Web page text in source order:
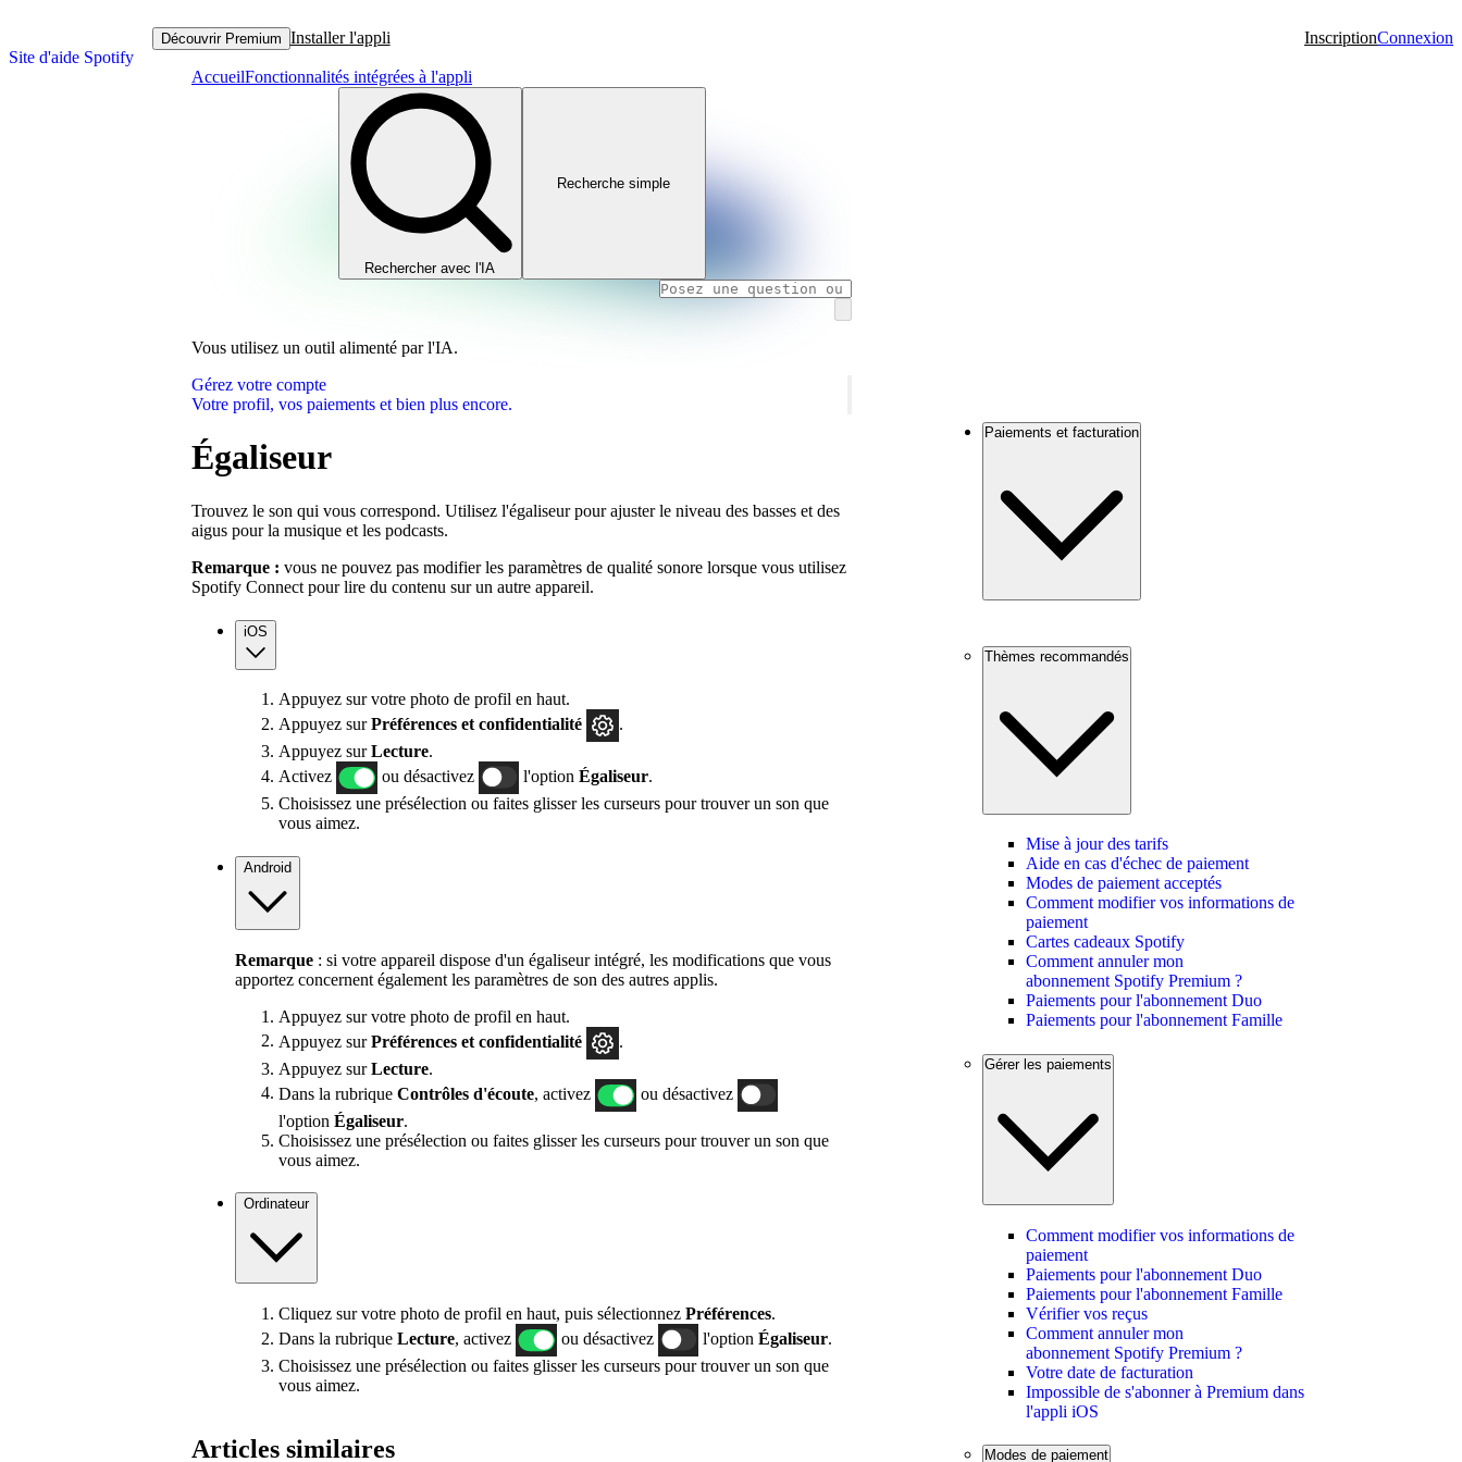
Site d'aide Spotify
Découvrir Premium Installer l'appli InscriptionConnexion
AccueilFonctionnalités intégrées à l'appli
Rechercher avec l'IA
Recherche simple
Vous utilisez un outil alimenté par l'IA.
Gérez votre compte
Votre profil, vos paiements et bien plus encore.
Égaliseur
Trouvez le son qui vous correspond. Utilisez l'égaliseur pour ajuster le niveau des basses et des
aigus pour la musique et les podcasts.
Remarque : vous ne pouvez pas modifier les paramètres de qualité sonore lorsque vous utilisez
Spotify Connect pour lire du contenu sur un autre appareil.
iOS
Appuyez sur votre photo de profil en haut.
Appuyez surPréférences et confidentialité
.
Appuyez surLecture.
Activez
ou désactivez l'option Égaliseur.
Choisissez une présélection ou faites glisser les curseurs pour trouver un son que
vous aimez.
Android
Remarque : si votre appareil dispose d'un égaliseur intégré, les modifications que vous
apportez concernent également les paramètres de son des autres applis.
Appuyez sur votre photo de profil en haut.
Appuyez surPréférences et confidentialité
.
Appuyez surLecture.
Dans la rubrique Contrôles d'écoute, activez
ou désactivez
l'option Égaliseur.
Choisissez une présélection ou faites glisser les curseurs pour trouver un son que
vous aimez.
Ordinateur
Cliquez sur votre photo de profil en haut, puis sélectionnez Préférences.
Dans la rubrique Lecture, activez ou désactivez l'option Égaliseur.
Choisissez une présélection ou faites glisser les curseurs pour trouver un son que
vous aimez.
Articles similaires
Paiements et facturation
Thèmes recommandés
Mise à jour des tarifs
Aide en cas d'échec de paiement
Modes de paiement acceptés
Comment modifier vos informations de
paiement
Cartes cadeaux Spotify
Comment annuler mon
abonnement Spotify Premium ?
Paiements pour l'abonnement Duo
Paiements pour l'abonnement Famille
Gérer les paiements
Comment modifier vos informations de
paiement
Paiements pour l'abonnement Duo
Paiements pour l'abonnement Famille
Vérifier vos reçus
Comment annuler mon
abonnement Spotify Premium ?
Votre date de facturation
Impossible de s'abonner à Premium dans
l'appli iOS
Modes de paiement